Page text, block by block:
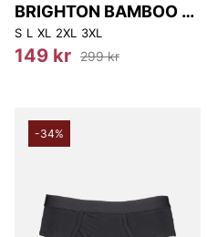
BRIGHTON BAMBOO 2-
P
S L XL 2XL 3XL
149 kr 299 kr
-34%